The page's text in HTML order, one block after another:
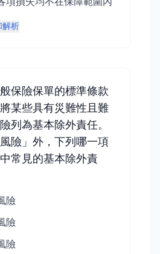
解析
保險保單的標準條款
某些具有災難性且難
列為基本除外責任。
險」外，下列哪一項
常見的基本除外責
險
險
險